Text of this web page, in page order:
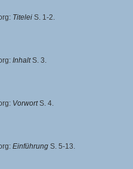
: Titelei S. 1-2.
: InhaltS. 3.
: VorwortS. 4.
: Einführung S. 5-13.